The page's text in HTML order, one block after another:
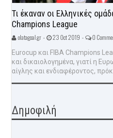
Τι έκαναν οι Ελληνικές
Champions League
olatagoal.gr - 23 Oct 2019 - 0
Eurocup και FIBA Champions
και δικαιολογημένα, γιατί η
αίγλης και ενδιαφέροντος,
Δημοφιλή